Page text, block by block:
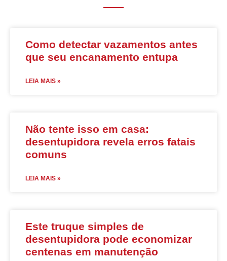
Como detectar vazamentos antes
que seu encanamento entupa
LEIA MAIS »
Não tente isso em casa:
desentupidora revela erros fatais
comuns
LEIA MAIS »
Este truque simples de
desentupidora pode economizar
centenas em manutenção